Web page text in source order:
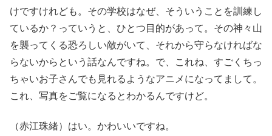
けですけれども。その学校はなぜ、そういうことを訓練し
ているか？っていうと、ひとつ目的があって。その神々山
を襲ってくる恐ろしい敵がいて、それから守らなければな
らないからという話なんですね。で、これね、すごくちっ
ちゃいお子さんでも見れるようなアニメになってまして。
これ、写真をご覧になるとわかるんですけど。
（赤江珠緒）はい。かわいいですね。